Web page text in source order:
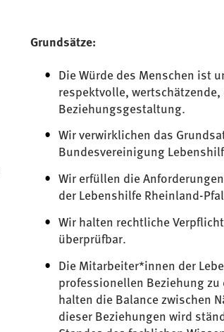
Grundsätze:
Die Würde des Menschen ist
respektvolle,
Beziehungsgestaltung.
Wir verwirklichen das
Bundesvereinigung
Wir erfüllen die
der Lebenshilfe Rheinland-
Wir halten rechtliche
überprüfbar.
Die Mitarbeiter*innen der
professionellen Beziehung
halten die Balance zwischen
dieser Beziehungen wird